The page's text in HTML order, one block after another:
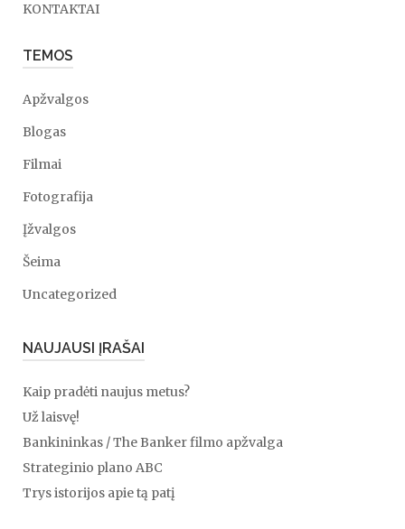
KONTAKTAI
TEMOS
Apžvalgos
Blogas
Filmai
Fotografija
Įžvalgos
Šeima
Uncategorized
NAUJAUSI ĮRAŠAI
Kaip pradėti naujus metus?
Už laisvę!
Bankininkas / The Banker filmo apžvalga
Strateginio plano ABC
Trys istorijos apie tą patį